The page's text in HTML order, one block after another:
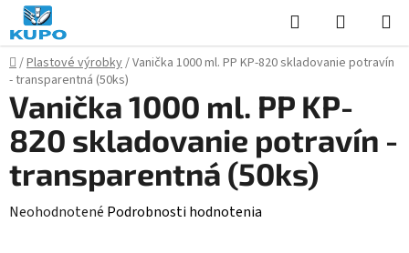
Prejsť
na
obsah
Hľadať
KOŠÍK
Domov
/Plastové výrobky/Vanička 1000 ml. PP KP-820 skladovanie potravín
- transparentná (50ks)
Vanička 1000 ml. PP KP-
820 skladovanie potravín -
transparentná (50ks)
Priemerné
Neohodnotené Podrobnosti hodnotenia